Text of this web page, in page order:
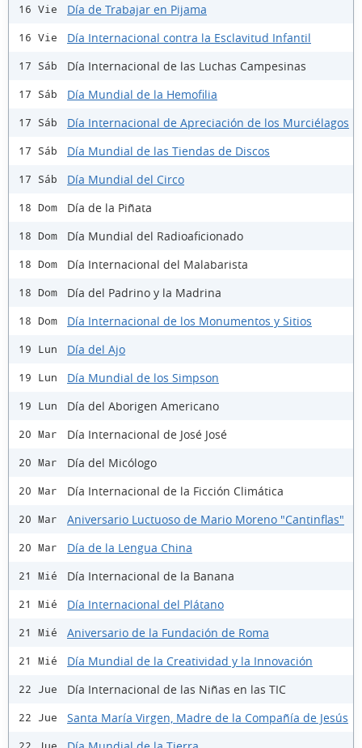
16 Vie Día de Trabajar en Pijama
16 Vie Día Internacional contra la Esclavitud Infantil
17 Sáb Día Internacional de las Luchas Campesinas
17 Sáb Día Mundial de la Hemofilia
17 Sáb Día Internacional de Apreciación de los Murciélagos
17 Sáb Día Mundial de las Tiendas de Discos
17 Sáb Día Mundial del Circo
18 Dom Día de la Piñata
18 Dom Día Mundial del Radioaficionado
18 Dom Día Internacional del Malabarista
18 Dom Día del Padrino y la Madrina
18 Dom Día Internacional de los Monumentos y Sitios
19 Lun Día del Ajo
19 Lun Día Mundial de los Simpson
19 Lun Día del Aborigen Americano
20 Mar Día Internacional de José José
20 Mar Día del Micólogo
20 Mar Día Internacional de la Ficción Climática
20 Mar Aniversario Luctuoso de Mario Moreno "Cantinflas"
20 Mar Día de la Lengua China
21 Mié Día Internacional de la Banana
21 Mié Día Internacional del Plátano
21 Mié Aniversario de la Fundación de Roma
21 Mié Día Mundial de la Creatividad y la Innovación
22 Jue Día Internacional de las Niñas en las TIC
22 Jue Santa María Virgen, Madre de la Compañía de Jesús